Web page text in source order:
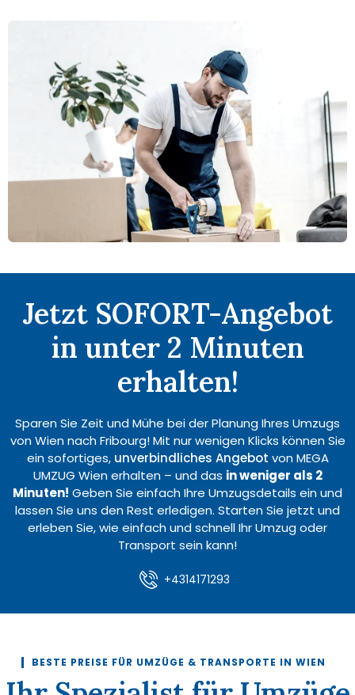
Jetzt SOFORT-Angebot
in unter 2 Minuten
erhalten!
Sparen Sie Zeit und Mühe bei der Planung Ihres Umzugs
von Wien nach Fribourg! Mit nur wenigen Klicks können Sie
ein sofortiges, unverbindliches Angebot von MEGA
UMZUG Wien erhalten – und das in weniger als 2
Minuten! Geben Sie einfach Ihre Umzugsdetails ein und
lassen Sie uns den Rest erledigen. Starten Sie jetzt und
erleben Sie, wie einfach und schnell Ihr Umzug oder
Transport sein kann!
+4314171293
BESTE PREISE FÜR UMZÜGE & TRANSPORTE IN WIEN